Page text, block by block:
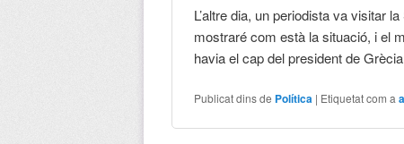
L’altre dia, un periodista va visitar
mostraré com està la situació, i el
havia el cap del president de
Publicat dins de Política | Etiquetat com a